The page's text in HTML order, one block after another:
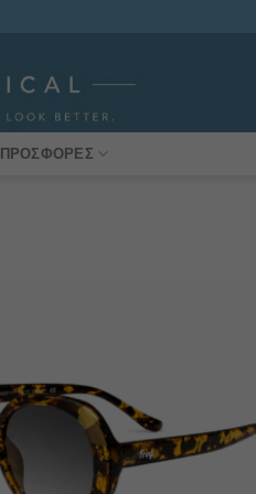
ΠΡΟΣΦΟΡΈΣ